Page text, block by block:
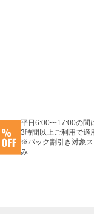
平日6:00〜17:00の間
3時間以上ご利用で適
※パック割引き対象
み